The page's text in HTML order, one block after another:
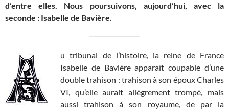
d’entre elles. Nous poursuivons, aujourd’hui, avec la
seconde : Isabelle de Bavière.
u tribunal de l’histoire, la reine de France
Isabelle de Bavière apparaît coupable d’une
double trahison : trahison à son époux Charles
VI, qu’elle aurait allègrement trompé, mais
aussi trahison à son royaume, de par la